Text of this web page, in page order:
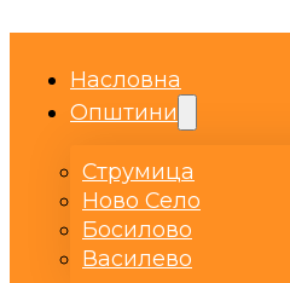
Насловна
Општини
Струмица
Ново Село
Босилово
Василево